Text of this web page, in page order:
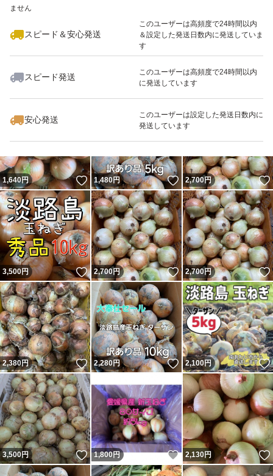
ません
スピード＆安心発送
このユーザーは高頻度で24時間以内
＆設定した発送日数内に発送していま
す
スピード発送
このユーザーは高頻度で24時間以内
に発送しています
安心発送
このユーザーは設定した発送日数内に
発送しています
いいね！
2,580
1,640円 いいね！
1,480円 いいね！
2,700円
3,500円 いいね！
2,700円 いいね！
2,700円
2,380円 いいね！
2,280円 いいね！
2,100円
3,500円 いいね！
1,800円 いいね！
2,130円